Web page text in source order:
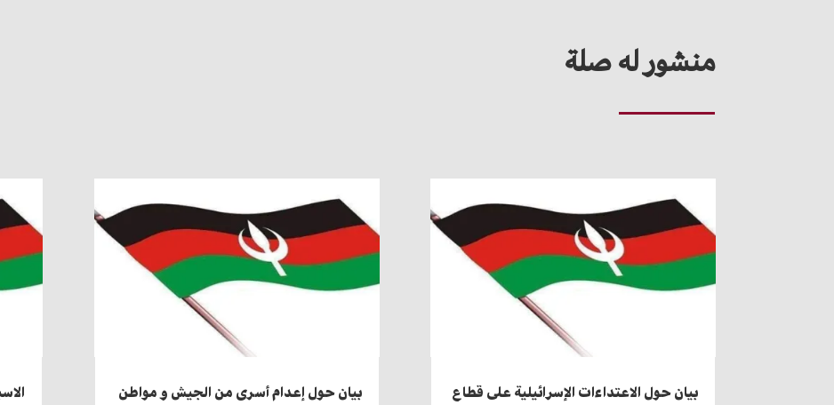
منشور له صلة
بيان حول الاعتداءات الإسرائيلية على قطاع
بيان حول إعدام أسرى من الجيش و مواطن